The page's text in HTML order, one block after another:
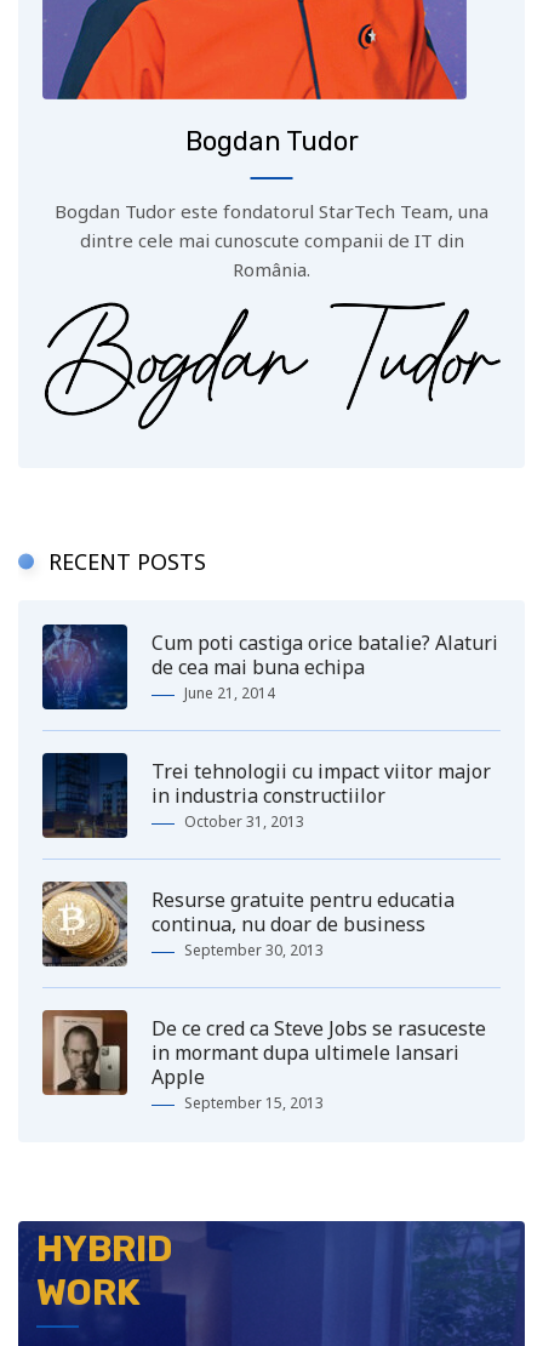
Bogdan Tudor
Bogdan Tudor este fondatorul StarTech Team, una
dintre cele mai cunoscute companii de IT din
România.
RECENT POSTS
Cum poti castiga orice batalie? Alaturi
de cea mai buna echipa
June 21, 2014
Trei tehnologii cu impact viitor major
in industria constructiilor
October 31, 2013
Resurse gratuite pentru educatia
continua, nu doar de business
September 30, 2013
De ce cred ca Steve Jobs se rasuceste
in mormant dupa ultimele lansari
Apple
September 15, 2013
HYBRID
WORK